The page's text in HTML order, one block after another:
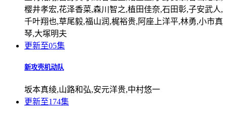
樱井孝宏,花泽香菜,森川智之,植田佳奈,石田彰,子安武人,
千叶翔也,草尾毅,福山润,梶裕贵,阿座上洋平,林勇,小市真
琴,大塚明夫
更新至05集
新攻壳机动队
坂本真绫,山路和弘,安元洋贵,中村悠一
更新至174集